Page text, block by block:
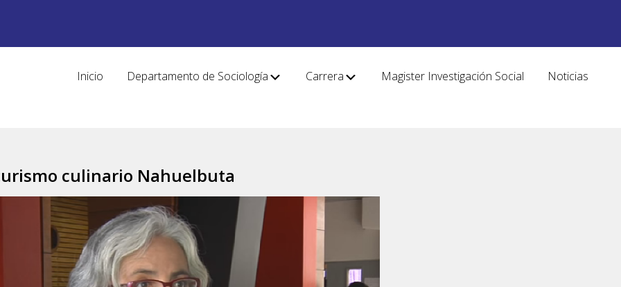
Inicio Departamento de Sociología Carrera Magister Investigación Social Noticias
culinario Nahuelbuta